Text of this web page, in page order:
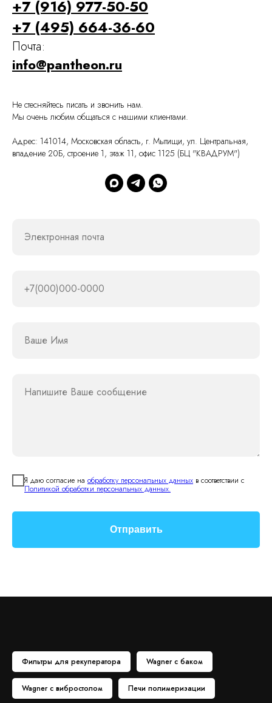
+7 (916) 977-50-50
+7 (495) 664-36-60
Почта:
info@pantheon.ru
Не стесняйтесь писать и звонить нам.
Мы очень любим общаться с нашими клиентами.
Адрес: 141014, Московская область, г. Мытищи, ул. Центральная,
владение 20Б, строение 1, этаж 11, офис 1125 (БЦ "КВАДРУМ")
Электронная почта
+7(000)000-0000
Ваше Имя
Напишите Ваше сообщение
Я даю согласие на обработку персональных данных в соответствии с
Политикой обработки персональных данных.
Отправить
Фильтры для рекуператора Wagner с баком
Wagner с вибростолом Печи полимеризации